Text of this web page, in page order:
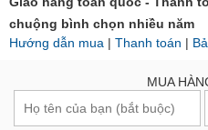
chuộng bình chọn nhiều năm
Hướng dẫn mua | Thanh toán |
MUA